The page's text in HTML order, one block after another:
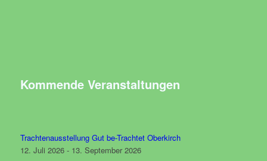
Kommende Veranstaltungen
Trachtenausstellung Gut be-Trachtet Oberkirch
12. Juli 2026 - 13. September 2026